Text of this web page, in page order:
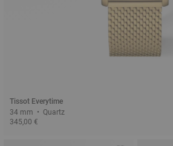
Tissot Everytime
34 mm • Quartz
345,00 €